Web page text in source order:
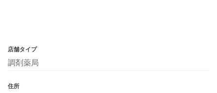
店舗タイプ
調剤薬局
住所